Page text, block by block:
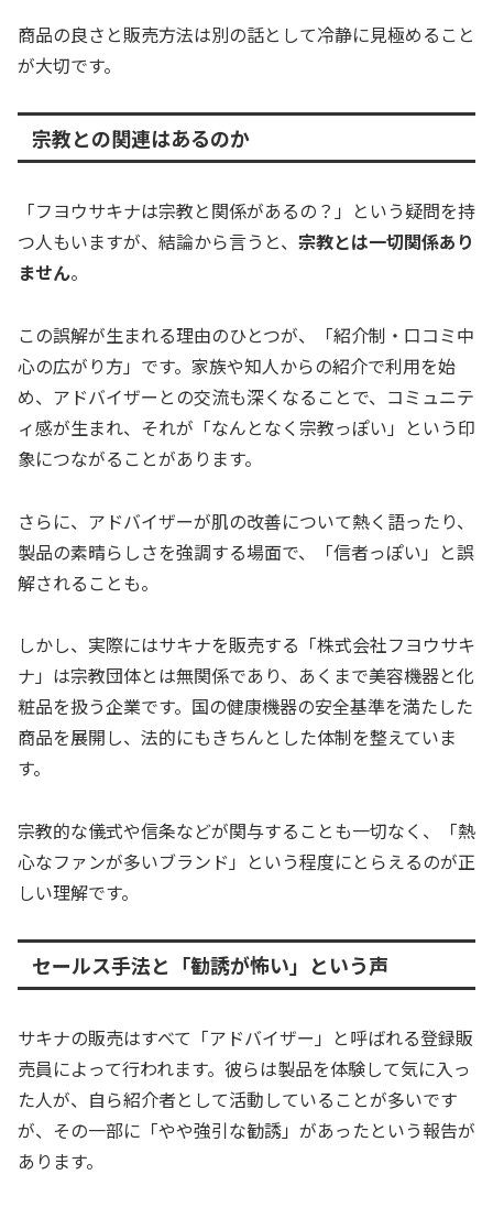
商品の良さと販売方法は別の話として冷静に見極めること
が大切です。
宗教との関連はあるのか
「フヨウサキナは宗教と関係があるの？」という疑問を持
つ人もいますが、結論から言うと、 宗教とは一切関係あり
ません。
この誤解が生まれる理由のひとつが、「紹介制・口コミ中
心の広がり方」です。家族や知人からの紹介で利用を始
め、アドバイザーとの交流も深くなることで、コミュニテ
ィ感が生まれ、それが「なんとなく宗教っぽい」という印
象につながることがあります。
さらに、アドバイザーが肌の改善について熱く語ったり、
製品の素晴らしさを強調する場面で、「信者っぽい」と誤
解されることも。
しかし、実際にはサキナを販売する「株式会社フヨウサキ
ナ」は宗教団体とは無関係であり、あくまで美容機器と化
粧品を扱う企業です。国の健康機器の安全基準を満たした
商品を展開し、法的にもきちんとした体制を整えていま
す。
宗教的な儀式や信条などが関与することも一切なく、「熱
心なファンが多いブランド」という程度にとらえるのが正
しい理解です。
セールス手法と「勧誘が怖い」という声
サキナの販売はすべて「アドバイザー」と呼ばれる登録販
売員によって行われます。彼らは製品を体験して気に入っ
た人が、自ら紹介者として活動していることが多いです
が、その一部に「やや強引な勧誘」があったという報告が
あります。